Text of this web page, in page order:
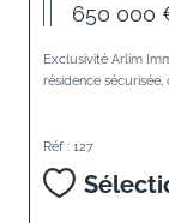
650 000
Exclusivité Arlim
résidence
Réf : 127